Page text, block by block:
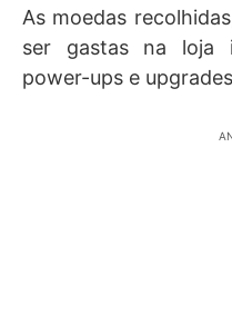
As moedas
ser gastas na loja
power-ups e